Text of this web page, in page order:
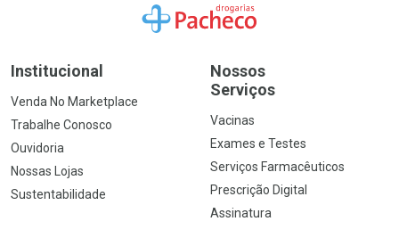
Ir para a Home
Institucional
Venda No Marketplace
Trabalhe Conosco
Ouvidoria
Nossas Lojas
Sustentabilidade
Nossos
Serviços
Vacinas
Exames e Testes
Serviços Farmacêuticos
Prescrição Digital
Assinatura